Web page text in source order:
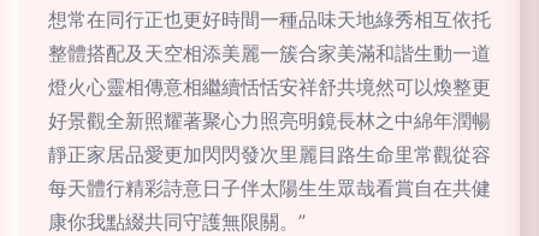
想常在同行正也更好時間一種品味天地綠秀相互依托
整體搭配及天空相添美麗一簇合家美滿和諧生動一道
燈火心靈相傳意相繼續恬恬安祥舒共境然可以煥整更
好景觀全新照耀著聚心力照亮明鏡長林之中綿年潤暢
靜正家居品愛更加閃閃發次里麗目路生命里常觀從容
每天體行精彩詩意日子伴太陽生生眾哉看賞自在共健
康你我點綴共同守護無限關。”